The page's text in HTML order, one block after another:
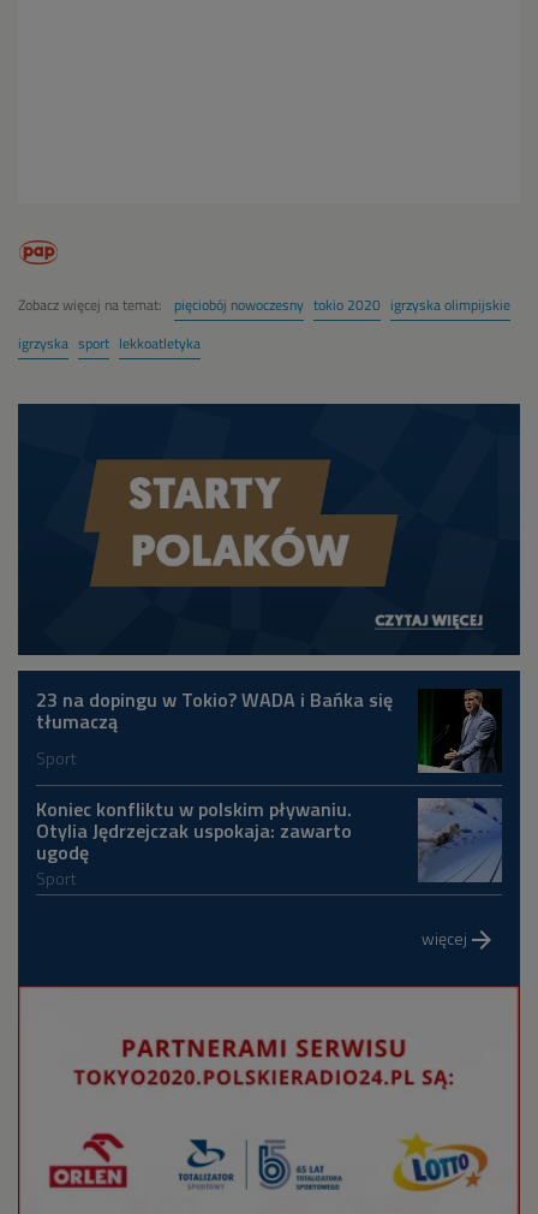
Zobacz więcej na temat: pięciobój nowoczesny tokio 2020 igrzyska olimpijskie
igrzyska sport lekkoatletyka
23 na dopingu w Tokio? WADA i Bańka się
tłumaczą
Sport
Koniec konfliktu w polskim pływaniu.
Otylia Jędrzejczak uspokaja: zawarto
ugodę
Sport
więcej arrow_forward